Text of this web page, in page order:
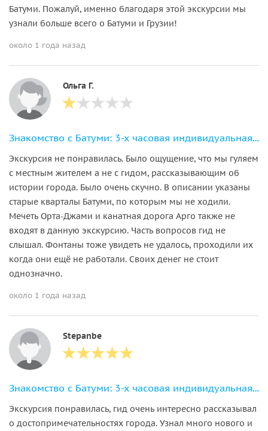
Батуми. Пожалуй, именно благодаря этой экскурсии мы
узнали больше всего о Батуми и Грузии!
около 1 года назад
Ольга Г.
Знакомство с Батуми: 3-х часовая индивидуальная экскурсия по городу
Экскурсия не понравилась. Было ощущение, что мы гуляем
с местным жителем а не с гидом, рассказывающим об
истории города. Было очень скучно. В описании указаны
cтарые кварталы Батуми, по которым мы не ходили.
Мечеть Орта-Джами и канатная дорога Арго также не
входят в данную экскурсию. Часть вопросов гид не
слышал. Фонтаны тоже увидеть не удалось, проходили их
когда они ещё не работали. Своих денег не стоит
однозначно.
около 1 года назад
Stepanbe
Знакомство с Батуми: 3-х часовая индивидуальная экскурсия по городу
Экскурсия понравилась, гид очень интересно рассказывал
о достопримечательностях города. Узнал много нового и